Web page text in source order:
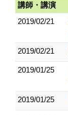
講師・講演
2019/02/21
2019/02/21
2019/01/25
2019/01/25